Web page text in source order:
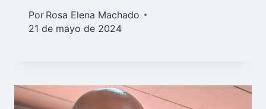
Por Rosa Elena Machado
21 de mayo de 2024